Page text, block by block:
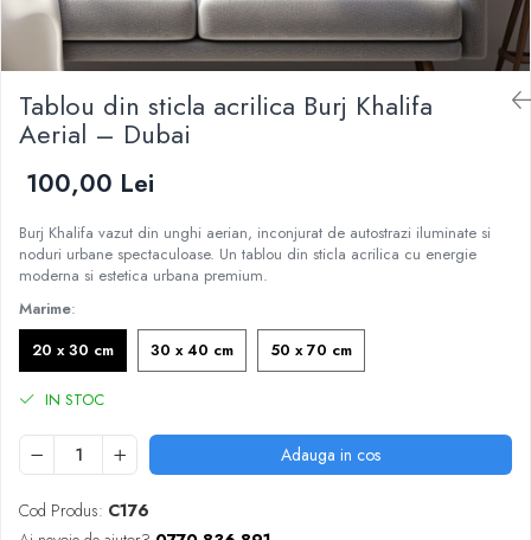
Tablou din sticla acrilica Burj Khalifa
Aerial – Dubai
100,00 Lei
Burj Khalifa vazut din unghi aerian, inconjurat de autostrazi iluminate si
noduri urbane spectaculoase. Un tablou din sticla acrilica cu energie
moderna si estetica urbana premium.
Marime:
20 x 30 cm
30 x 40 cm 50 x 70 cm
IN STOC
Adauga in cos
Cod Produs: C176